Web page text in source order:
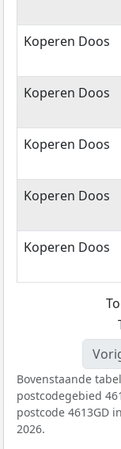
Koperen Doos
Koperen Doos
Koperen Doos
Koperen Doos
Koperen Doos
Bovenstaande
postcodegebied
postcode 4613GD
2026.